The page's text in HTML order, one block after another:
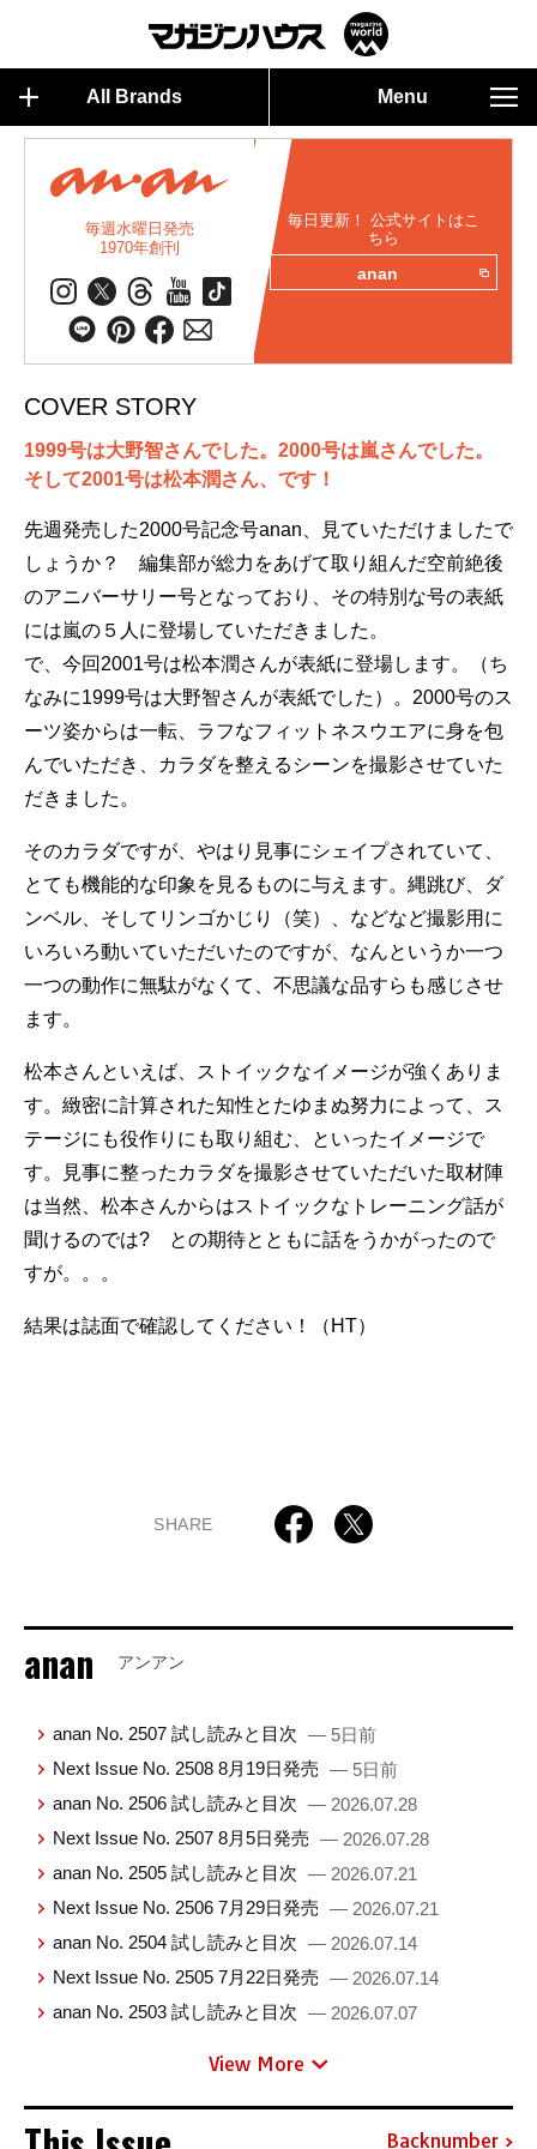
All Brands Menu
毎週水曜日発売
1970年創刊
毎日更新！ 公式サイトはこ
ちら
anan
COVER STORY
1999号は大野智さんでした。2000号は嵐さんでした。
そして2001号は松本潤さん、です！
先週発売した2000号記念号anan、見ていただけましたで
しょうか？ 編集部が総力をあげて取り組んだ空前絶後
のアニバーサリー号となっており、その特別な号の表紙
には嵐の５人に登場していただきました。
で、今回2001号は松本潤さんが表紙に登場します。（ち
なみに1999号は大野智さんが表紙でした）。2000号のス
ーツ姿からは一転、ラフなフィットネスウエアに身を包
んでいただき、カラダを整えるシーンを撮影させていた
だきました。
そのカラダですが、やはり見事にシェイプされていて、
とても機能的な印象を見るものに与えます。縄跳び、ダ
ンベル、そしてリンゴかじり（笑）、などなど撮影用に
いろいろ動いていただいたのですが、なんというか一つ
一つの動作に無駄がなくて、不思議な品すらも感じさせ
ます。
松本さんといえば、ストイックなイメージが強くありま
す。緻密に計算された知性とたゆまぬ努力によって、ス
テージにも役作りにも取り組む、といったイメージで
す。見事に整ったカラダを撮影させていただいた取材陣
は当然、松本さんからはストイックなトレーニング話が
聞けるのでは? との期待とともに話をうかがったので
すが。。。
結果は誌面で確認してください！（HT）
SHARE
anan アンアン
anan No. 2507 試し読みと目次 — 5日前
Next Issue No. 2508 8月19日発売 — 5日前
anan No. 2506 試し読みと目次 — 2026.07.28
Next Issue No. 2507 8月5日発売 — 2026.07.28
anan No. 2505 試し読みと目次 — 2026.07.21
Next Issue No. 2506 7月29日発売 — 2026.07.21
anan No. 2504 試し読みと目次 — 2026.07.14
Next Issue No. 2505 7月22日発売 — 2026.07.14
anan No. 2503 試し読みと目次 — 2026.07.07
View More
Backnumber